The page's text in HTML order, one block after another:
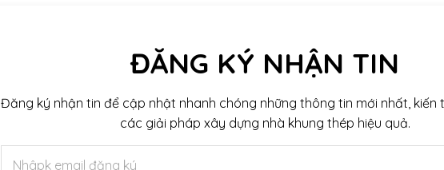
ĐĂNG KÝ NHẬN TIN
Đăng ký nhận tin để cập nhật nhanh chóng những thông tin mới nhất, kiến
các giải pháp xây dựng nhà khung thép hiệu quả.